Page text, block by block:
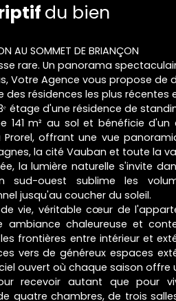
du bien
AU SOMMET DE BRIANÇON
rare. Un panorama
Votre Agence vous propose de
des résidences les plus récentes
étage d'une résidence de
141 m² au sol et bénéficie
Prorel, offrant une vue
la cité Vauban et toute la
la lumière naturelle s'invite
sud-ouest sublime les
jusqu'au coucher du soleil.
vie, véritable cœur de
ambiance chaleureuse et
frontières entre intérieur et
vers de généreux espaces
ouvert où chaque saison offre
recevoir autant que pour
quatre chambres, de trois